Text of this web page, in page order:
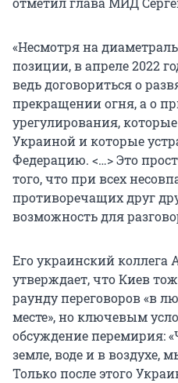
«Несмотря на
позиции, в апреле 2022
ведь договориться о
прекращении огня, а о
урегулирования,
Украиной и которые
Федерацию. <…> Это
того, что при всех
противоречащих друг
возможность для
Его украинский коллега
утверждает, что Киев
раунду переговоров «в
месте», но ключевым
обсуждение перемирия:
земле, воде и в воздухе,
Только после этого